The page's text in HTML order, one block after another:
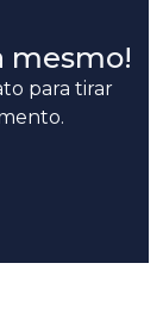
mesmo!
para tirar